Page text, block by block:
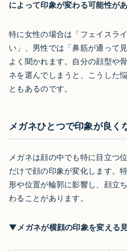
によって印象が変わる可能性が
特に女性の場合は「フェイスラ
い」、男性では「鼻筋が通って
よく聞かれます。自分の顔型や
ネを選んでしまうと、こうした
ともあるのです。
メガネひとつで印象が良く
メガネは顔の中でも特に目立つ
だけで顔の印象が変化します。
形や位置が輪郭に影響し、顔立
わることがあります。
▼メガネが横顔の印象を変える